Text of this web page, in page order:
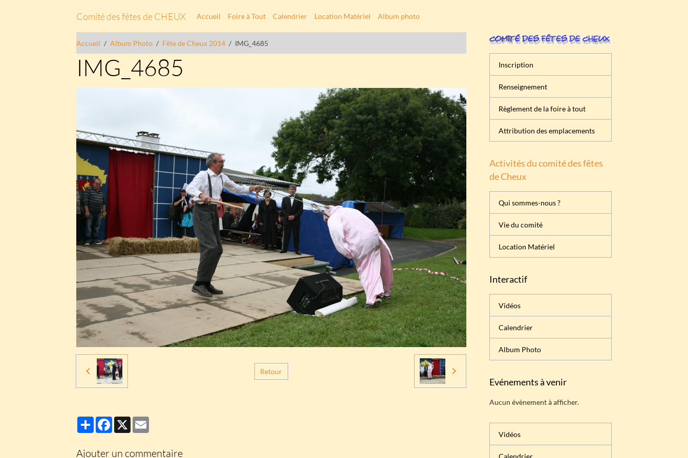
Comité des fêtes de CHEUX Accueil Foire à Tout Calendrier Location Matériel Album photo
Accueil Album Photo Fête de Cheux 2014 IMG_4685
IMG_4685
Retour
PartagerFacebook
X
Ajouter un commentaire
Inscription
Renseignement
Règlement de la foire à tout
Attribution des emplacements
Activités du comité des fêtes
de Cheux
Qui sommes-nous ?
Vie du comité
Location Matériel
Interactif
Vidéos
Calendrier
Album Photo
Evénements à venir
Aucun évènement à afficher.
Vidéos
Calendrier